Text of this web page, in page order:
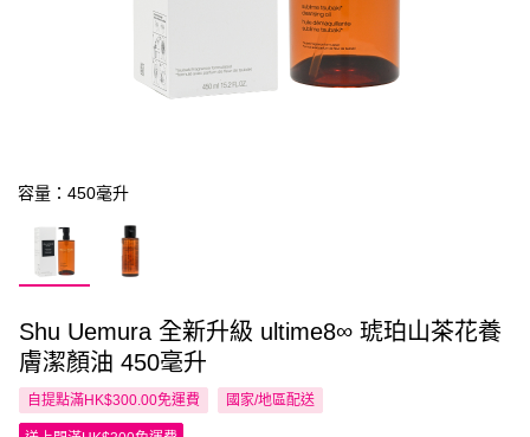
容量：450毫升
Shu Uemura 全新升級 ultime8∞ 琥珀山茶花養
膚潔顏油 450毫升
自提點滿HK$300.00免運費 國家/地區配送